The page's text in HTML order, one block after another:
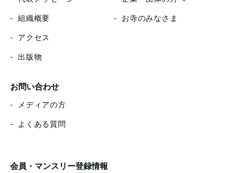
組織概要
アクセス
出版物
お寺のみなさま
お問い合わせ
メディアの方
よくある質問
会員・マンスリー登録情報